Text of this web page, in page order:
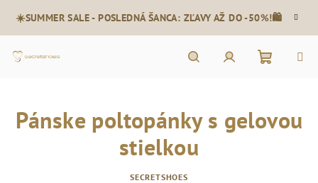
obsah
☀️SUMMER SALE - POSLEDNÁ ŠANCA: ZĽAVY AŽ DO -50%!🛍️
košík
Pánske poltopánky s gelovou
stielkou
SECRETSHOES